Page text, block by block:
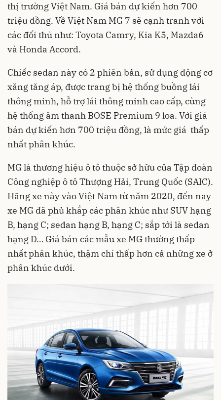
thị trường Việt Nam. Giá bán dự kiến hơn 700
triệu đồng. Về Việt Nam MG 7 sẽ cạnh tranh với
các đối thủ như: Toyota Camry, Kia K5, Mazda6
và Honda Accord.
Chiếc sedan này có 2 phiên bản, sử dụng động cơ
xăng tăng áp, được trang bị hệ thống buồng lái
thông minh, hỗ trợ lái thông minh cao cấp, cùng
hệ thống âm thanh BOSE Premium 9 loa. Với giá
bán dự kiến hơn 700 triệu đồng, là mức giá thấp
nhất phân khúc.
MG là thương hiệu ô tô thuộc sở hữu của Tập đoàn
Công nghiệp ô tô Thượng Hải, Trung Quốc (SAIC).
Hãng xe này vào Việt Nam từ năm 2020, đến nay
xe MG đã phủ khắp các phân khúc như SUV hạng
B, hạng C; sedan hạng B, hạng C; sắp tới là sedan
hạng D… Giá bán các mẫu xe MG thường thấp
nhất phân khúc, thậm chí thấp hơn cả những xe ở
phân khúc dưới.